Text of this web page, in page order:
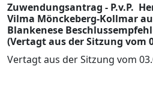
Zuwendungsantrag - P.v.P. 
Vilma Mönckeberg-Kollmar
Blankenese
(Vertagt aus der Sitzung vom
Vertagt aus der Sitzung vom